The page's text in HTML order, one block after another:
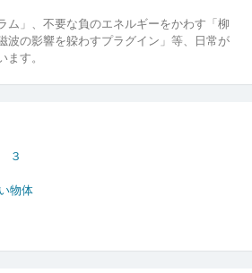
ム」、不要な負のエネルギーをかわす「柳
波の影響を躱わすプラグイン」等、日常が
す。
３
物体